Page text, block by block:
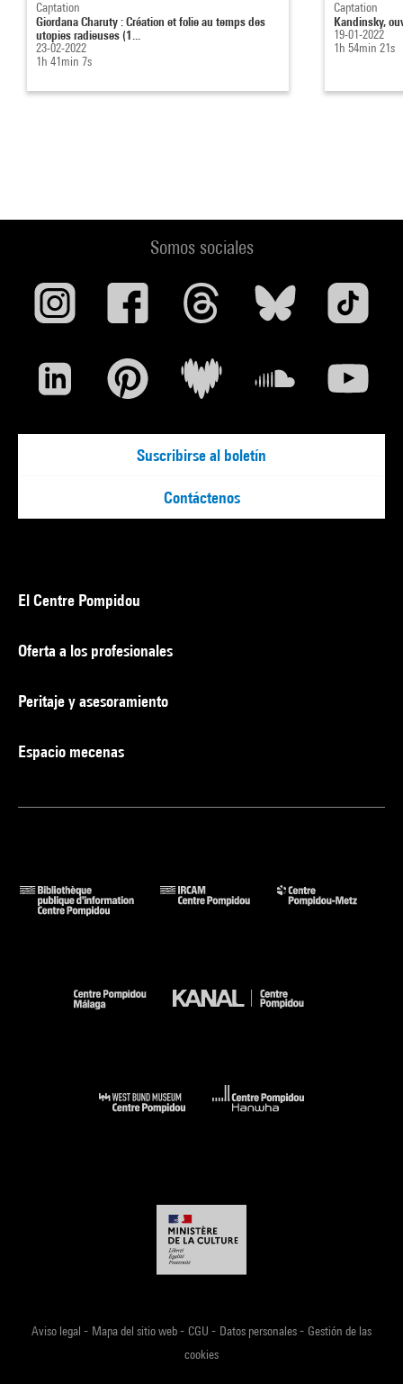
Captation
Giordana Charuty : Création et folie au temps des
utopies radieuses (1...
23-02-2022
1h 41min 7s
Captation
Kandinsky,
19-01-2022
1h 54min 21s
Somos sociales
Suscribirse al boletín
Contáctenos
El Centre Pompidou
Oferta a los profesionales
Peritaje y asesoramiento
Espacio mecenas
Aviso legal - Mapa del sitio web- CGU - Datos personales- Gestión de las
cookies